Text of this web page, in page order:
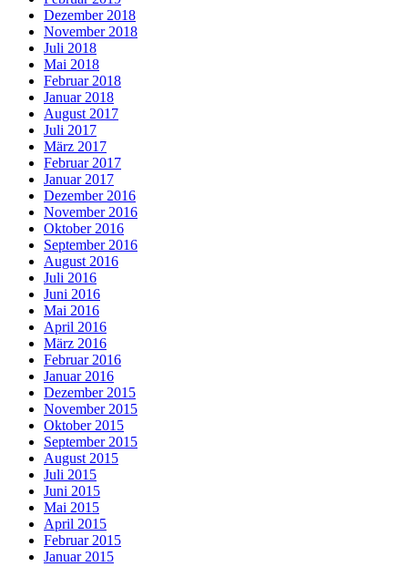
Dezember 2018
November 2018
Juli 2018
Mai 2018
Februar 2018
Januar 2018
August 2017
Juli 2017
März 2017
Februar 2017
Januar 2017
Dezember 2016
November 2016
Oktober 2016
September 2016
August 2016
Juli 2016
Juni 2016
Mai 2016
April 2016
März 2016
Februar 2016
Januar 2016
Dezember 2015
November 2015
Oktober 2015
September 2015
August 2015
Juli 2015
Juni 2015
Mai 2015
April 2015
Februar 2015
Januar 2015